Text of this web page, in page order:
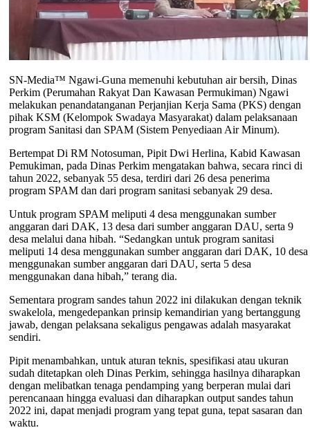
SN-Media™ Ngawi-Guna memenuhi kebutuhan air bersih, Dinas
Perkim (Perumahan Rakyat Dan Kawasan Permukiman) Ngawi
melakukan penandatanganan Perjanjian Kerja Sama (PKS) dengan
pihak KSM (Kelompok Swadaya Masyarakat) dalam pelaksanaan
program Sanitasi dan SPAM (Sistem Penyediaan Air Minum).
Bertempat Di RM Notosuman, Pipit Dwi Herlina, Kabid Kawasan
Pemukiman, pada Dinas Perkim mengatakan bahwa, secara rinci di
tahun 2022, sebanyak 55 desa, terdiri dari 26 desa penerima
program SPAM dan dari program sanitasi sebanyak 29 desa.
Untuk program SPAM meliputi 4 desa menggunakan sumber
anggaran dari DAK, 13 desa dari sumber anggaran DAU, serta 9
desa melalui dana hibah. “Sedangkan untuk program sanitasi
meliputi 14 desa menggunakan sumber anggaran dari DAK, 10 desa
menggunakan sumber anggaran dari DAU, serta 5 desa
menggunakan dana hibah,” terang dia.
Sementara program sandes tahun 2022 ini dilakukan dengan teknik
swakelola, mengedepankan prinsip kemandirian yang bertanggung
jawab, dengan pelaksana sekaligus pengawas adalah masyarakat
sendiri.
Pipit menambahkan, untuk aturan teknis, spesifikasi atau ukuran
sudah ditetapkan oleh Dinas Perkim, sehingga hasilnya diharapkan
dengan melibatkan tenaga pendamping yang berperan mulai dari
perencanaan hingga evaluasi dan diharapkan output sandes tahun
2022 ini, dapat menjadi program yang tepat guna, tepat sasaran dan
waktu.